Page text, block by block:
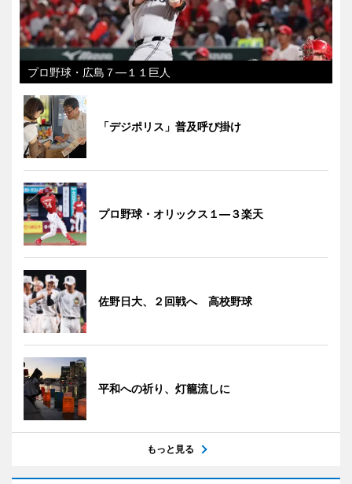
プロ野球・広島７―１１巨人
「デジポリス」普及呼び掛け
プロ野球・オリックス１―３楽天
佐野日大、２回戦へ 高校野球
平和への祈り、灯籠流しに
もっと見る